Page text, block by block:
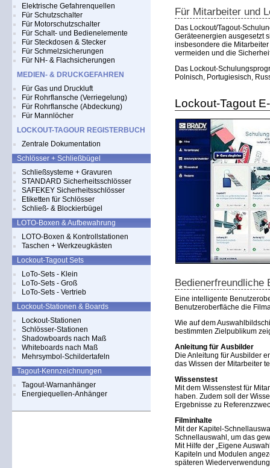
Elektrische Gefahrenquellen
Für Schutzschalter
Für Motorschutzschalter
Für Schalt- und Bedienelemente
Für Steckdosen & Stecker
Für Schmelzsicherungen
Für NH- & Flachsicherungen
MEDIEN- & DRUCKGEFAHREN
Für Gas und Druckluft
Für Rohrflansche (Verriegelung)
Für Rohrflansche (Abdeckung)
Für Mannlöcher
LOCKOUT-TAGOUR REGISTERBUCH
Zentrale Dokumentation
Schlösser + Schließbügel
Schließsysteme + Gravuren
STANDARD Sicherheitsschlösser
SAFEKEY Sicherheitsschlösser
Etiketten für Schlösser
Schließ- & Blockierbügel
LOTO-Boxen & Aufbewahrung
LOTO-Boxen & Kontrollstationen
Taschen + Werkzeugkästen
Lockout-Tagout Sets
LoTo-Sets - Klein
LoTo-Sets - Groß
LoTo-Sets - Vertrieb
Lockout-Stationen & Boards
Lockout-Stationen
Schlösser-Stationen
Shadowboards nach Maß
Whiteboards nach Maß
Mehrsymbol-Schildertafeln
Tagout-Kennzeichnungen
Tagout-Warnanhänger
Energiequellen-Anhänger
Für Mitarbeiter und
Das Lockout/Tagout-
Geräteenergien ausgesetzt
insbesondere die
vermeiden und die
Das Lockout-
Polnisch, Portugiesisch,
Lockout-Tagout
Bedienerfreundliche
Eine intelligente
Benutzeroberfläche die
Wie auf dem
bestimmten Zielpublikum
Anleitung für Ausbilder
Die Anleitung für Ausbilder
das Wissen der Mitarbeiter
Wissenstest
Mit dem Wissenstest für
haben. Zudem soll der
Ergebnisse zu
Filminhalte
Mit der Kapitel-
Schnellauswahl, um das
Mit Hilfe der „Eigene
Kapiteln und Modulen
späteren